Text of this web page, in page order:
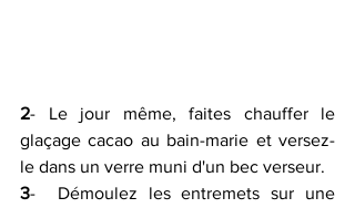
2- Le jour même, faites chauffer le
glaçage cacao au bain-marie et versez-
le dans un verre muni d'un bec verseur.
3-  Démoulez les entremets sur une